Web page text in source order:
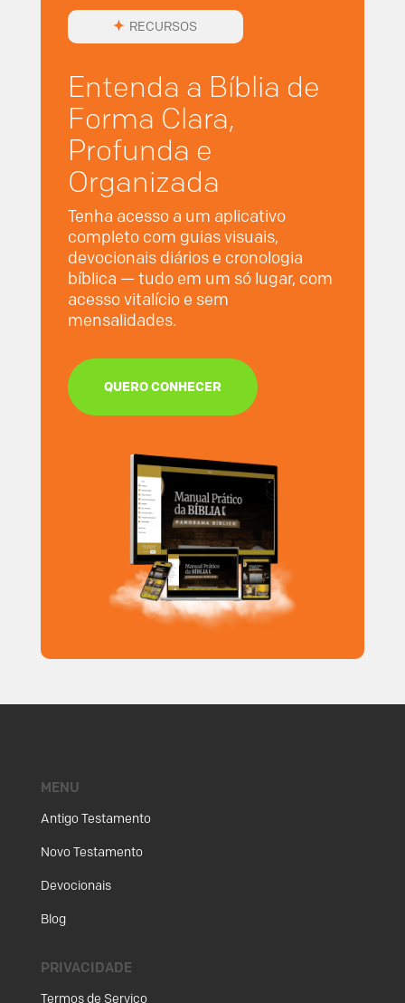
RECURSOS
Entenda a Bíblia de
Forma Clara,
Profunda e
Organizada
Tenha acesso a um aplicativo
completo com guias visuais,
devocionais diários e cronologia
bíblica — tudo em um só lugar, com
acesso vitalício e sem
mensalidades.
QUERO CONHECER
MENU
Antigo Testamento
Novo Testamento
Devocionais
Blog
PRIVACIDADE
Termos de Serviço